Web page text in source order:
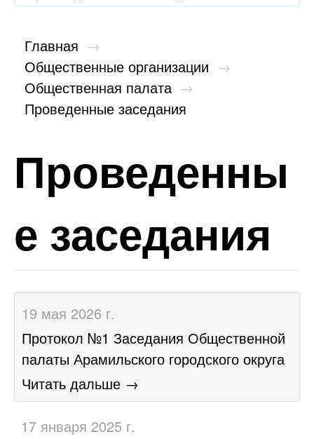
Главная →
Общественные организации →
Общественная палата →
Проведенные заседания
Проведенны
е заседания
19 мая 2026 г.
​Протокол №1 Заседания Общественной
палаты Арамильского городского округа
Читать дальше →
17 января 2025 г.